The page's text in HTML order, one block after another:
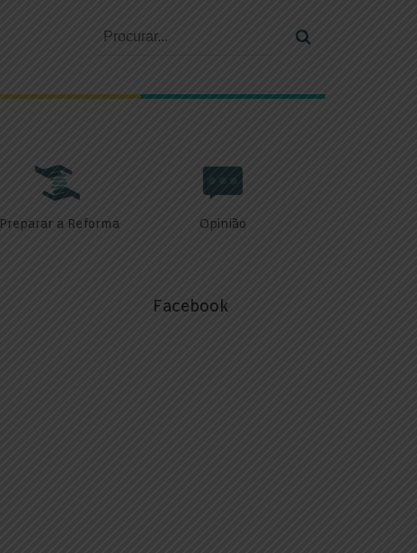
Preparar a Reforma Opinião
Facebook